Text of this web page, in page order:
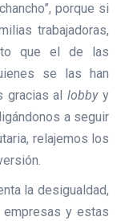
porque si
trabajadoras,
que el de las
se las han
gracias allobbyy
a seguir
relajemos los
la desigualdad,
y estas